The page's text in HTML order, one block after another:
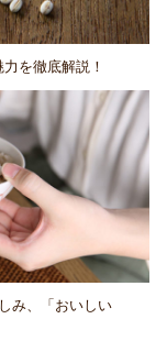
を徹底解説！
み、「おいしい